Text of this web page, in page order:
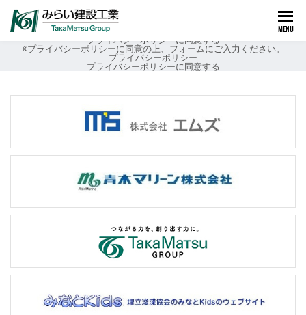
MENU
以下の必要項目をご入力いただき、【確認画面へ】ボタンを押してくださ
[mwform_formkey key=”2394″]
プライバシーポリシーに同意する
※プライバシーポリシーに同意の上、フォームにご入力ください。
プライバシーポリシー
プライバシーポリシーに同意する